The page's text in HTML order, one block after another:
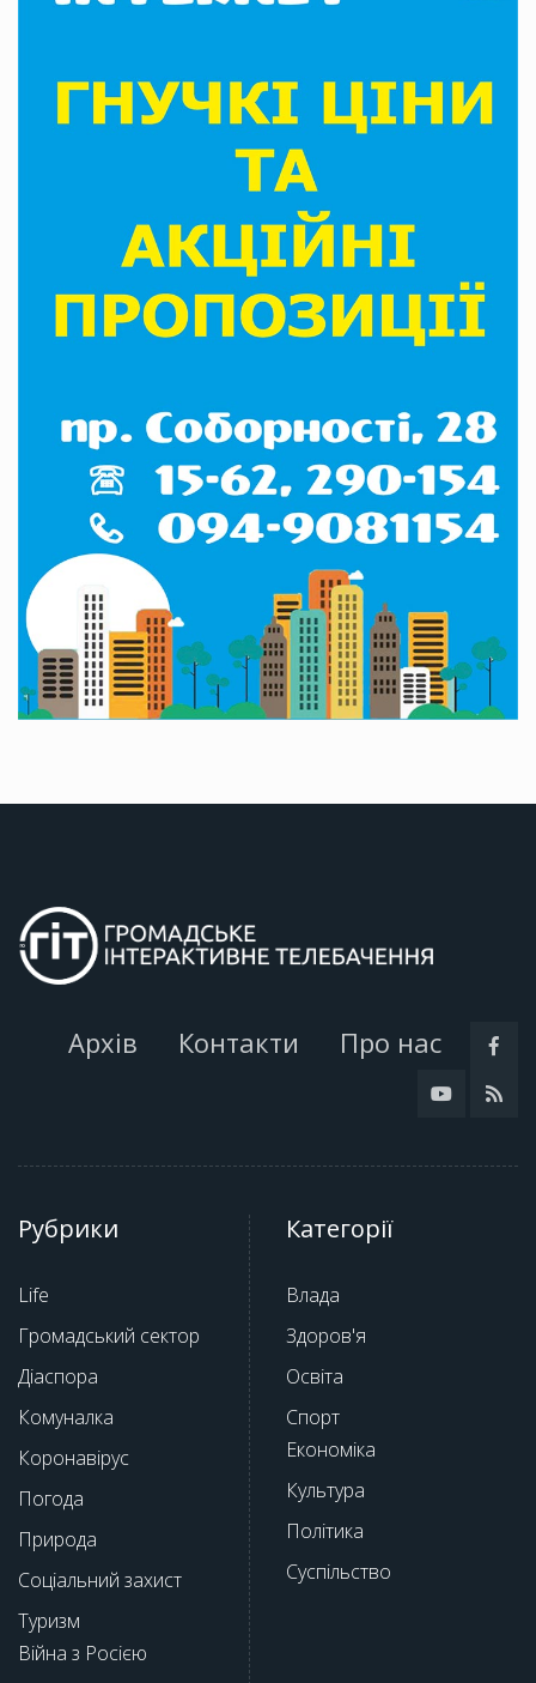
Архів Контакти Про нас
Рубрики
Life
Громадський сектор
Діаспора
Комуналка
Коронавірус
Погода
Природа
Соціальний захист
Туризм
Війна з Росією
Категорії
Влада
Здоров'я
Освіта
Спорт
Економіка
Культура
Політика
Суспільство